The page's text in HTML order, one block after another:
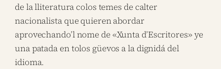
de la lliteratura colos temes de calter
nacionalista que quieren abordar
aprovechando’l nome de «Xunta d’Escritores» ye
una patada en tolos güevos a la dignidá del
idioma.